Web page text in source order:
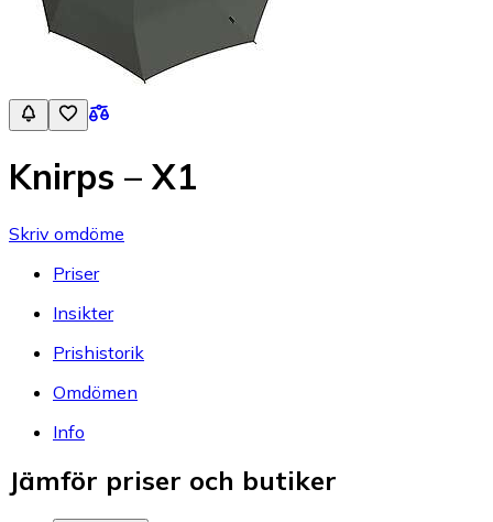
Knirps – X1
Skriv omdöme
Priser
Insikter
Prishistorik
Omdömen
Info
Jämför priser och butiker